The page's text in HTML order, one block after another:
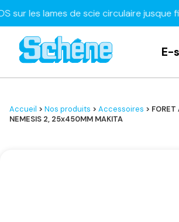
les lames de scie circulaire jusque fin
E-
Accueil > Nos produits > Accessoires >
NEMESIS 2, 25x450MM MAKITA